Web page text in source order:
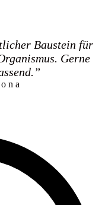
Baustein für
Gerne
n a